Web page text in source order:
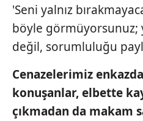
'Seni yalnız
böyle görmüyorsunuz;
değil, sorumluluğu
Cenazelerimiz
konuşanlar, elbette
çıkmadan da makam